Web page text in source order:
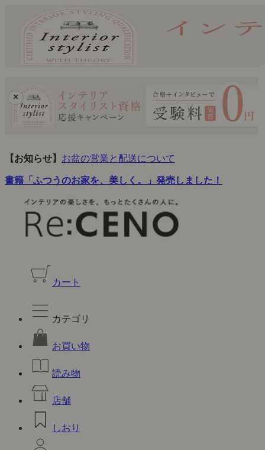
×
【お知らせ】 お盆の営業と配送について
書籍「ふつうのお家を、美しく。」発売しました！
カート
カテゴリ
お買い物
読み物
店舗
しおり